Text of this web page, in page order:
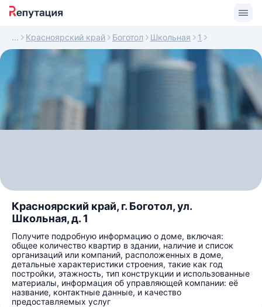
Красноярский край Боготол Школьная 1
Красноярский край, г. Боготол, ул.
Школьная, д. 1
Получите подробную информацию о доме, включая:
общее количество квартир в здании, наличие и список
организаций или компаний, расположенных в доме,
детальные характеристики строения, такие как год
постройки, этажность, тип конструкции и использованные
материалы, информация об управляющей компании: её
название, контактные данные, и качество
предоставляемых услуг